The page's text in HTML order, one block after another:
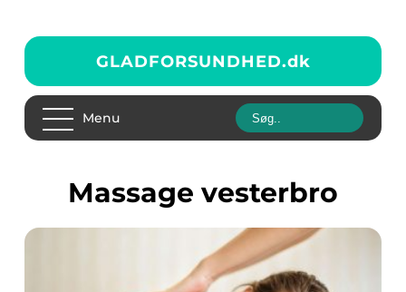
GLADFORSUNDHED.dk
Menu
massage vesterbro